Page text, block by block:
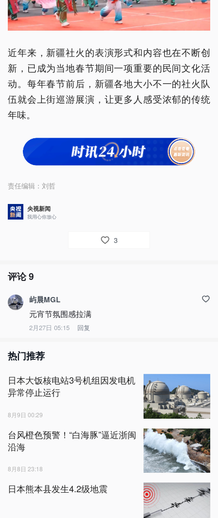
近年来，新疆社火的表演形式和内容也在不断创
新，已成为当地春节期间一项重要的民间文化活
动。每年春节前后，新疆各地大小不一的社火队
伍就会上街巡游展演，让更多人感受浓郁的传统
年味。
责任编辑： 刘哲
央视新闻
我用心你放心
3
评论9
屿晨MGL
元宵节氛围感拉满
2月27日 05:15 回复
热门推荐
日本大饭核电站3号机组因发电机
异常停止运行
8月9日 00:29
台风橙色预警！“白海豚”逼近浙闽
沿海
8月8日 23:18
日本熊本县发生4.2级地震